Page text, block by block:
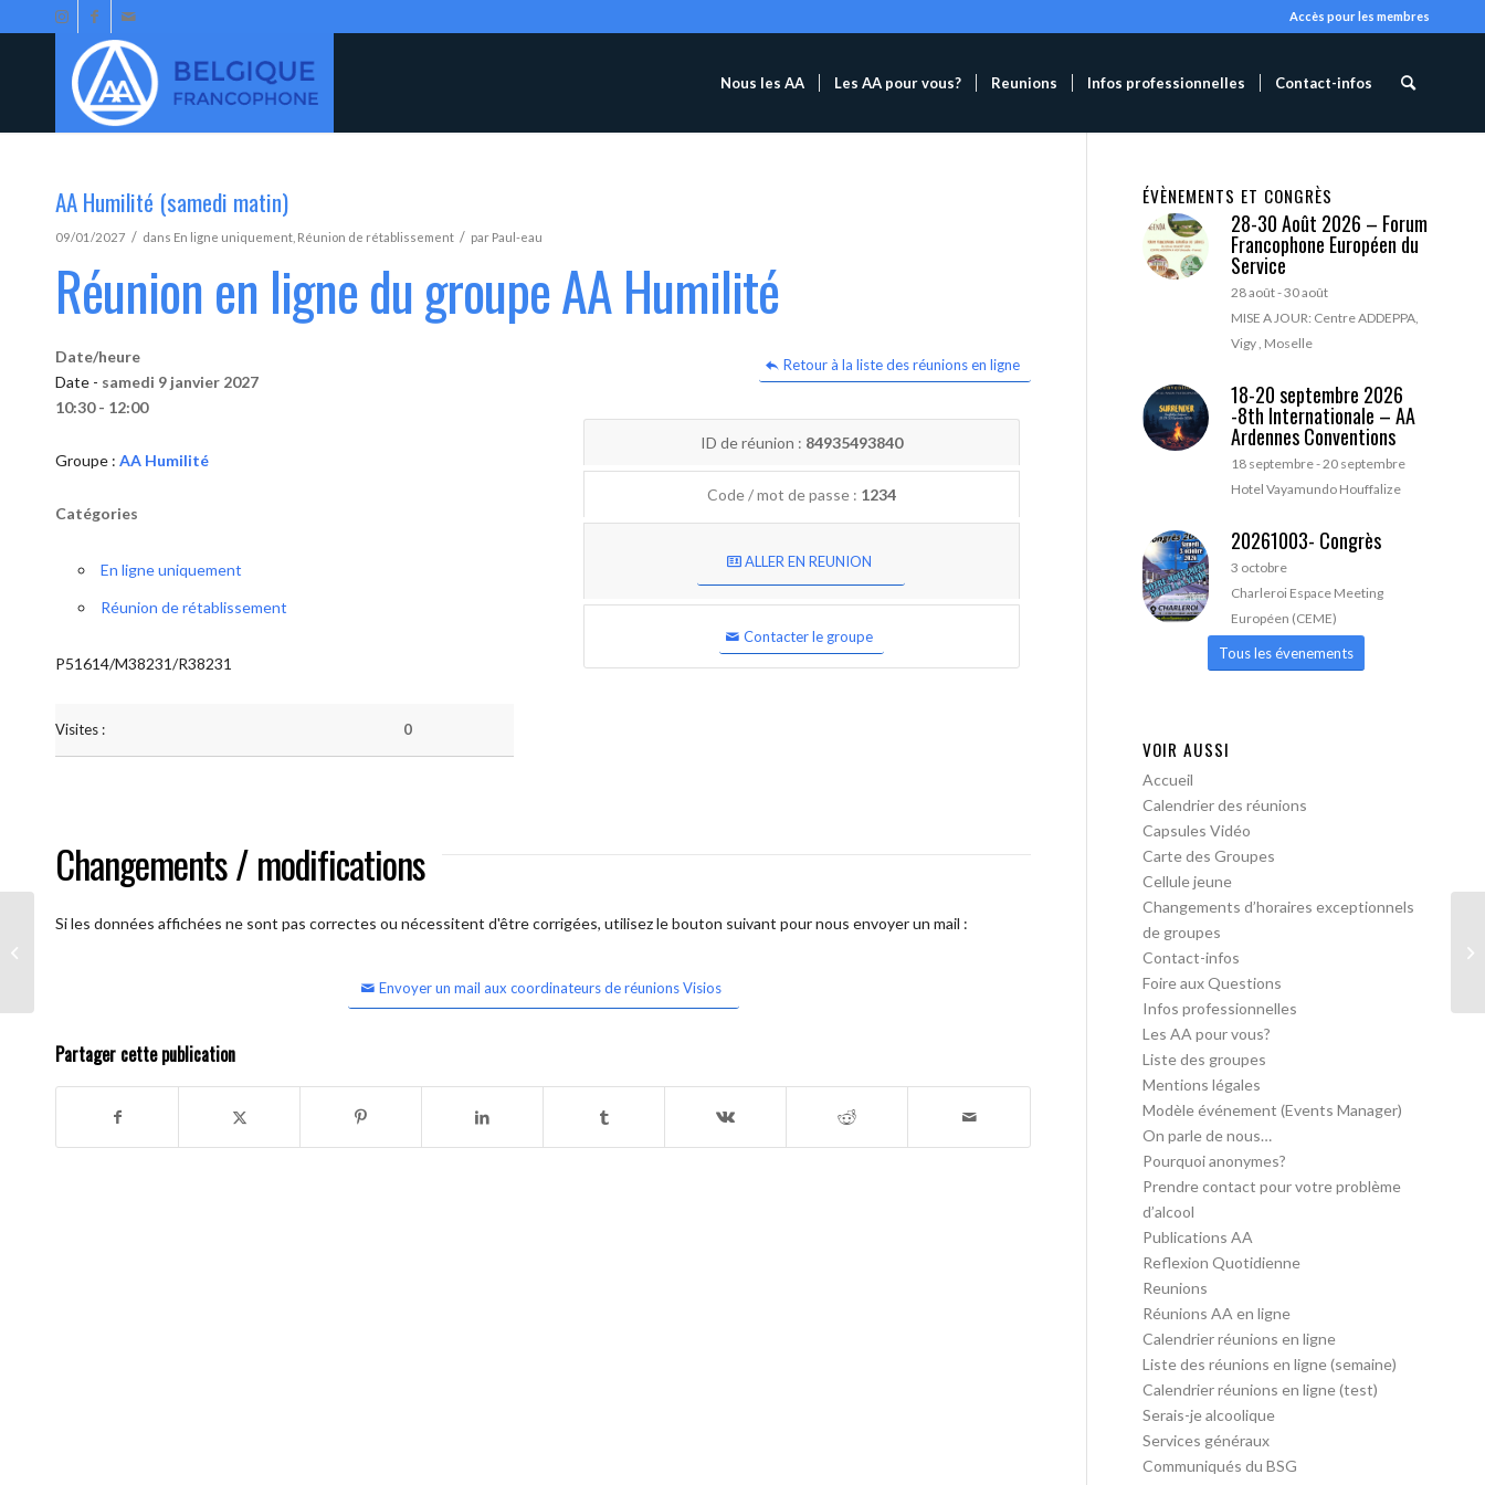
Accès pour les membres
Nous les AA Les AA pour vous? Reunions Infos professionnelles Contact-infos
AA Humilité (samedi matin)
09/01/2027 / dans En ligne uniquement Réunion de rétablissement / par Paul-eau
Réunion en ligne du groupe AA Humilité
Retour à la liste des réunions en ligne
Date/heure
Date - samedi 9 janvier 2027
10:30 - 12:00
Groupe : AA Humilité
Catégories
En ligne uniquement
Réunion de rétablissement
P51614/M38231/R38231
Visites : 0
ID de réunion : 84935493840
Code / mot de passe : 1234
ALLER EN REUNION
Contacter le groupe
Changements / modifications
Si les données affichées ne sont pas correctes ou nécessitent d'être corrigées, utilisez le bouton suivant pour nous envoyer un mail :
Envoyer un mail aux coordinateurs de réunions Visios
Partager cette publication
ÉVÈNEMENTS ET CONGRÈS
28-30 Août 2026 – Forum
Francophone Européen du
Service
28 août-30 août
MISE A JOUR: Centre ADDEPPA,
Vigy , Moselle
18-20 septembre 2026
-8th Internationale – AA
Ardennes Conventions
18 septembre-20 septembre
Hotel Vayamundo Houffalize
20261003- Congrès
3 octobre
Charleroi Espace Meeting
Européen (CEME)
Tous les évenements
VOIR AUSSI
Accueil
Calendrier des réunions
Capsules Vidéo
Carte des Groupes
Cellule jeune
Changements d’horaires exceptionnels
de groupes
Contact-infos
Foire aux Questions
Infos professionnelles
Les AA pour vous?
Liste des groupes
Mentions légales
Modèle événement (Events Manager)
On parle de nous…
Pourquoi anonymes?
Prendre contact pour votre problème
d’alcool
Publications AA
Reflexion Quotidienne
Reunions
Réunions AA en ligne
Calendrier réunions en ligne
Liste des réunions en ligne (semaine)
Calendrier réunions en ligne (test)
Serais-je alcoolique
Services généraux
Communiqués du BSG